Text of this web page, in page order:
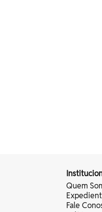
Quem
Fale